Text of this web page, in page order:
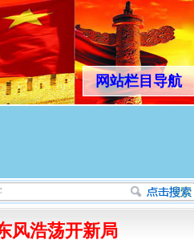
网站栏目导航
风浩荡开新局